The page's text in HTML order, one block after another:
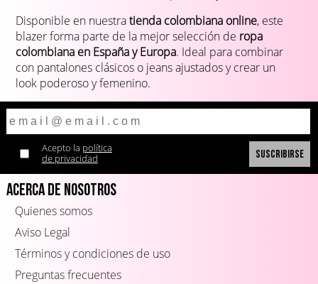
Disponible en nuestratienda colombiana online, este
blazer forma parte de la mejor selección de ropa
colombiana en España y Europa. Ideal para combinar
con pantalones clásicos o jeans ajustados y crear un
look poderoso y femenino.
Acepto la política
de privacidad
Acerca de Nosotros
Quienes somos
Aviso Legal
Términos y condiciones de uso
Preguntas frecuentes